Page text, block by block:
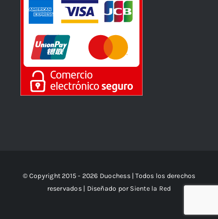
© Copyright 2015 - 2026 Duochess | Todos los derechos
reservados | Diseñado por Siente la Red